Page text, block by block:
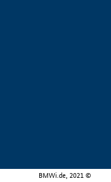
BMWi.de, 2021 ©